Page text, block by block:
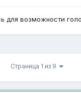
для возможности
Страница 1 из 9